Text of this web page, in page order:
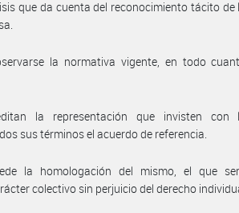
que da cuenta del reconocimiento tácito de
la normativa vigente, en todo
la representación que invisten con
sus términos el acuerdo de referencia.
la homologación del mismo, el que
colectivo sin perjuicio del derecho